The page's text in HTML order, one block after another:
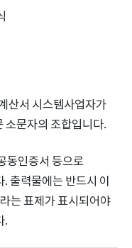
산서 시스템사업자가
소문자의 조합입니다.
동인증서 등으로
출력물에는 반드시 이
는 표제가 표시되어야
.